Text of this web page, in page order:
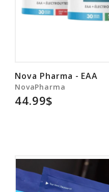
Nova Pharma - EAA
NovaPharma
44.99$